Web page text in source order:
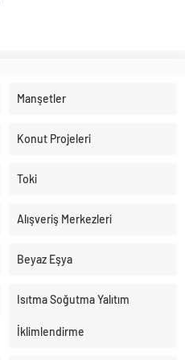
Manşetler
Konut Projeleri
Toki
Alışveriş Merkezleri
Beyaz Eşya
Isıtma Soğutma Yalıtım
İklimlendirme